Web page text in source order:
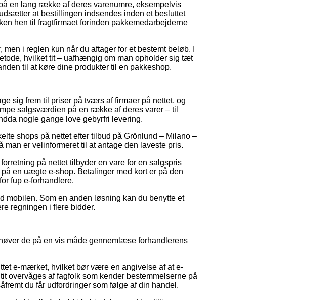
en lang række af deres varenumre, eksempelvis
at bestillingen indsendes inden et besluttet
hen til fragtfirmaet forinden pakkemedarbejderne
i reglen kun når du aftager for et bestemt beløb. I
hvilket tit – uafhængig om man opholder sig tæt
til at køre dine produkter til en pakkeshop.
sig frem til priser på tværs af firmaer på nettet, og
salgsværdien på en række af deres varer – til
nogle gange love gebyrfri levering.
shops på nettet efter tilbud på Grönlund – Milano –
er velinformeret til at antage den laveste pris.
på nettet tilbyder en vare for en salgspris
en uægte e-shop. Betalinger med kort er på den
fup e-forhandlere.
mobilen. Som en anden løsning kan du benytte et
regningen i flere bidder.
de på en vis måde gennemlæse forhandlerens
e-mærket, hvilket bør være en angivelse af at e-
overvåges af fagfolk som kender bestemmelserne på
du får udfordringer som følge af din handel.